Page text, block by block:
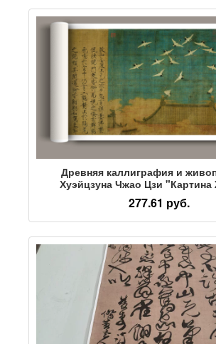
Древняя каллиграфия и
Хуэйцзуна Чжао Цзи
подлинные репродукции картин
цветов и птиц на стене,
микропылесосом высокой
277.61 руб.